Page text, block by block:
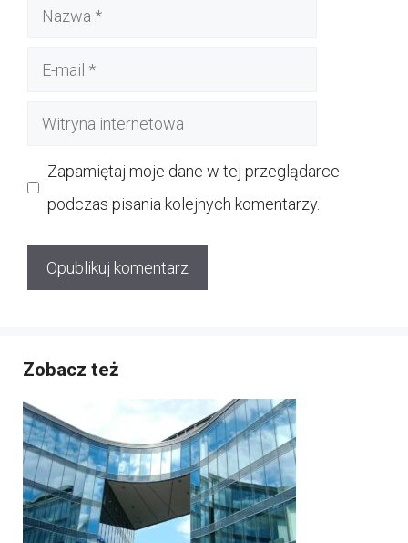
Nazwa
Witryna
Zapamiętaj moje dane w tej przeglądarce
podczas pisania kolejnych komentarzy.
Zobacz też